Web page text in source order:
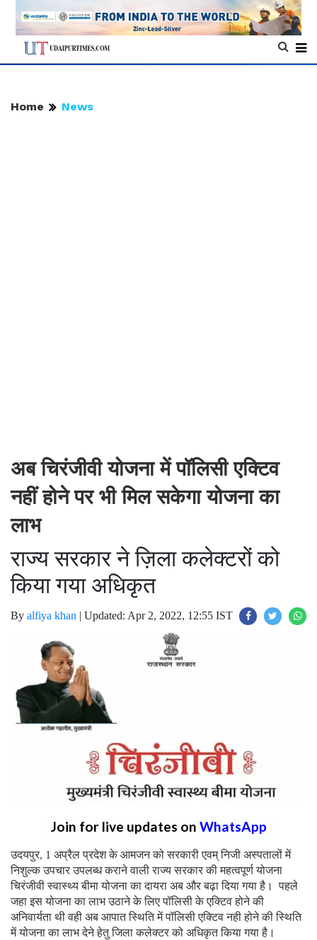
Home News
अब चिरंजीवी योजना में पॉलिसी एक्टिव
नहीं होने पर भी मिल सकेगा योजना का
लाभ
राज्य सरकार ने ज़िला कलेक्टरों को
किया गया अधिकृत
By alfiya khan | Updated: Apr 2, 2022, 12:55 IST
Join for live updates on WhatsApp
उदयपुर, 1 अप्रैल प्रदेश के आमजन को सरकारी एवम् निजी अस्पतालों में
निशुल्क उपचार उपलब्ध कराने वाली राज्य सरकार की महत्वपूर्ण योजना
चिरंजीवी स्वास्थ्य बीमा योजना का दायरा अब और बढ़ा दिया गया है। पहले
जहा इस योजना का लाभ उठाने के लिए पॉलिसी के एक्टिव होने की
अनिवार्यता थी वही अब आपात स्थिति में पॉलिसी एक्टिव नही होने की स्थिति
में योजना का लाभ देने हेतु जिला कलेक्टर को अधिकृत किया गया है।